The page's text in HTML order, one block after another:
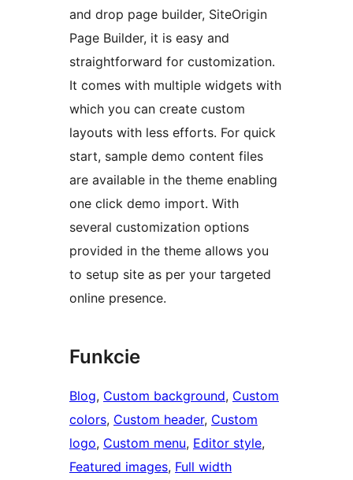
and drop page builder, SiteOrigin
Page Builder, it is easy and
straightforward for customization.
It comes with multiple widgets with
which you can create custom
layouts with less efforts. For quick
start, sample demo content files
are available in the theme enabling
one click demo import. With
several customization options
provided in the theme allows you
to setup site as per your targeted
online presence.
Funkcie
Blog, Custom background, Custom
colors, Custom header, Custom
logo, Custom menu, Editor style
Featured images, Full width